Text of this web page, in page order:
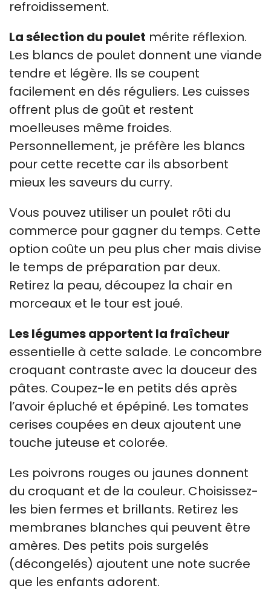
refroidissement.
La sélection du poulet mérite réflexion.
Les blancs de poulet donnent une viande
tendre et légère. Ils se coupent
facilement en dés réguliers. Les cuisses
offrent plus de goût et restent
moelleuses même froides.
Personnellement, je préfère les blancs
pour cette recette car ils absorbent
mieux les saveurs du curry.
Vous pouvez utiliser un poulet rôti du
commerce pour gagner du temps. Cette
option coûte un peu plus cher mais divise
le temps de préparation par deux.
Retirez la peau, découpez la chair en
morceaux et le tour est joué.
Les légumes apportent la fraîcheur
essentielle à cette salade. Le concombre
croquant contraste avec la douceur des
pâtes. Coupez-le en petits dés après
l’avoir épluché et épépiné. Les tomates
cerises coupées en deux ajoutent une
touche juteuse et colorée.
Les poivrons rouges ou jaunes donnent
du croquant et de la couleur. Choisissez-
les bien fermes et brillants. Retirez les
membranes blanches qui peuvent être
amères. Des petits pois surgelés
(décongelés) ajoutent une note sucrée
que les enfants adorent.